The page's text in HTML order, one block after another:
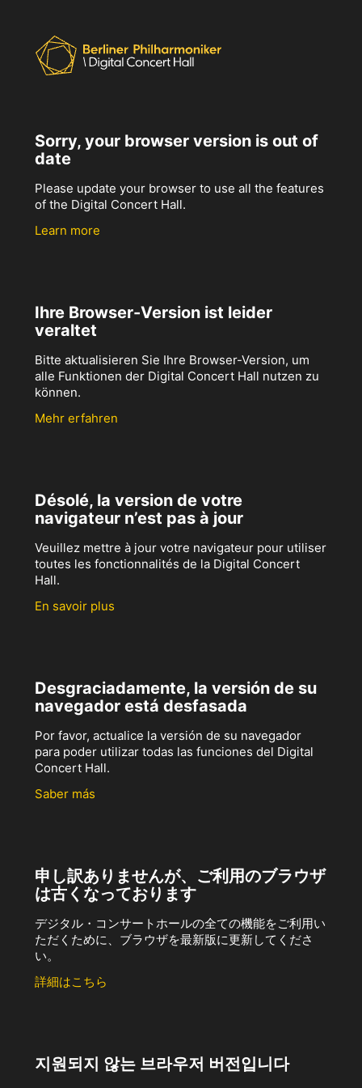
Sorry, your browser version is out of
date
Please update your browser to use all the features
of the Digital Concert Hall.
Learn more
Ihre Browser-Version ist leider
veraltet
Bitte aktualisieren Sie Ihre Browser-Version, um
alle Funktionen der Digital Concert Hall nutzen zu
können.
Mehr erfahren
Désolé, la version de votre
navigateur n’est pas à jour
Veuillez mettre à jour votre navigateur pour utiliser
toutes les fonctionnalités de la Digital Concert
Hall.
En savoir plus
Desgraciadamente, la versión de su
navegador está desfasada
Por favor, actualice la versión de su navegador
para poder utilizar todas las funciones del Digital
Concert Hall.
Saber más
申し訳ありませんが、ご利用のブラウザ
は古くなっております
デジタル・コンサートホールの全ての機能をご利用い
ただくために、ブラウザを最新版に更新してくださ
い。
詳細はこちら
지원되지 않는 브라우저 버전입니다